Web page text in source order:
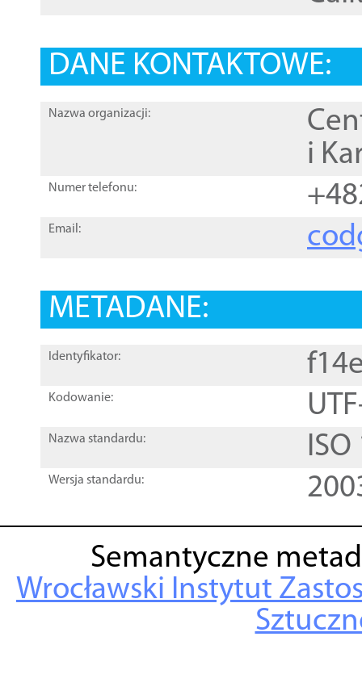
DANE KONTAKTOWE:
Nazwa organizacji:
i
Numer telefonu:
Email:
METADANE:
Identyfikator:
Kodowanie:
Nazwa standardu:
Wersja standardu:
Semantyczne
Wrocławski Instytut